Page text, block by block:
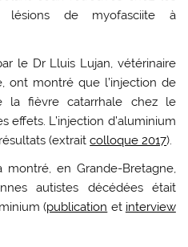
lésions de myofasciite à
le Dr Lluis Lujan, vétérinaire
ont montré que l’injection de
la fièvre catarrhale chez le
effets. L’injection d’aluminium
(extraitcolloque 2017).
en Grande-Bretagne,
autistes décédées était
(publication et interview